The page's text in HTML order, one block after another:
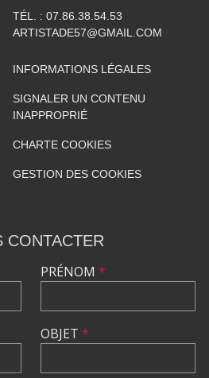
TÉL. : 07.86.38.54.53
ARTISTADE57@GMAIL.COM
INFORMATIONS LÉGALES
SIGNALER UN CONTENU
INAPPROPRIÉ
CHARTE COOKIES
GESTION DES COOKIES
CONTACTER
PRÉNOM *
OBJET *